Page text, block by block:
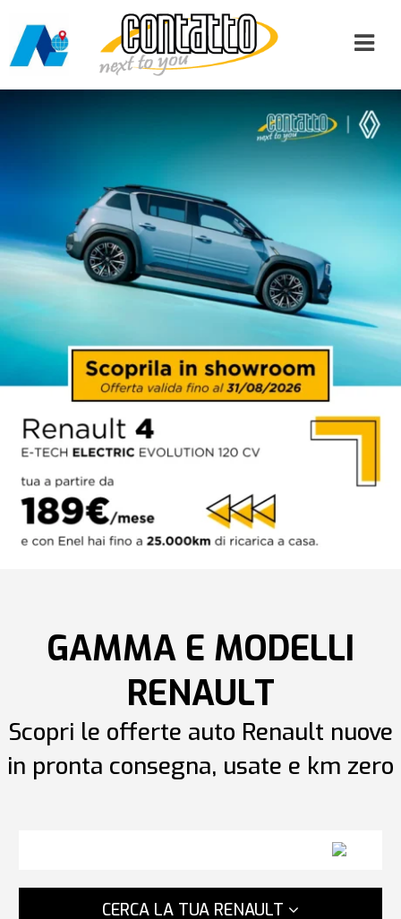
GAMMA E MODELLI
RENAULT
Scopri le offerte auto Renault nuove
in pronta consegna, usate e km zero
CERCA LA TUA RENAULT